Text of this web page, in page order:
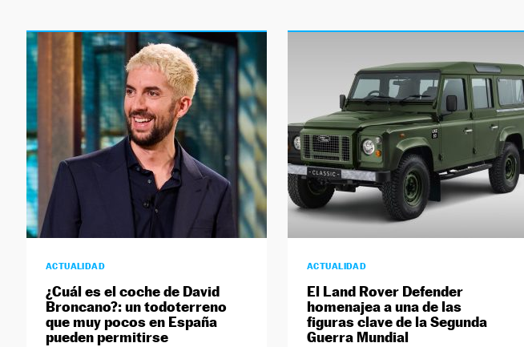
ACTUALIDAD
¿Cuál es el coche de David
Broncano?: un todoterreno
que muy pocos en España
pueden permitirse
ACTUALIDAD
El Land Rover Defender
homenajea a una de las
figuras clave de la Segunda
Guerra Mundial